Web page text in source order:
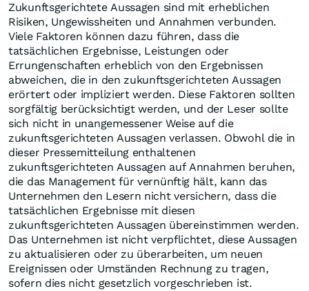
Zukunftsgerichtete Aussagen sind mit erheblichen
Risiken, Ungewissheiten und Annahmen verbunden.
Viele Faktoren können dazu führen, dass die
tatsächlichen Ergebnisse, Leistungen oder
Errungenschaften erheblich von den Ergebnissen
abweichen, die in den zukunftsgerichteten Aussagen
erörtert oder impliziert werden. Diese Faktoren sollten
sorgfältig berücksichtigt werden, und der Leser sollte
sich nicht in unangemessener Weise auf die
zukunftsgerichteten Aussagen verlassen. Obwohl die in
dieser Pressemitteilung enthaltenen
zukunftsgerichteten Aussagen auf Annahmen beruhen,
die das Management für vernünftig hält, kann das
Unternehmen den Lesern nicht versichern, dass die
tatsächlichen Ergebnisse mit diesen
zukunftsgerichteten Aussagen übereinstimmen werden.
Das Unternehmen ist nicht verpflichtet, diese Aussagen
zu aktualisieren oder zu überarbeiten, um neuen
Ereignissen oder Umständen Rechnung zu tragen,
sofern dies nicht gesetzlich vorgeschrieben ist.